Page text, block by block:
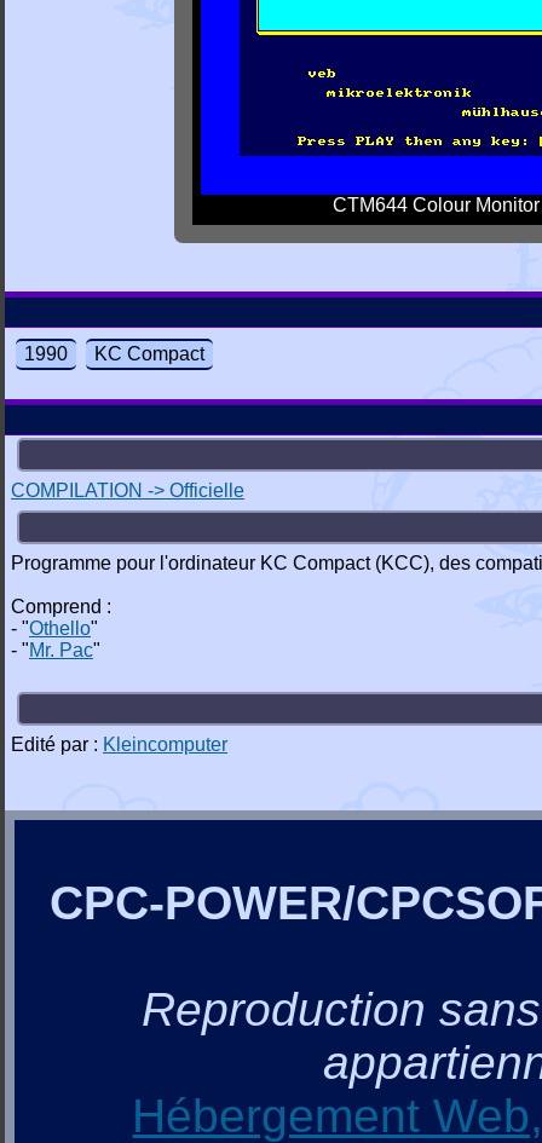
CTM644 Colour Monitor
1990 KC Compact
COMPILATION -> Officielle
Programme pour l'ordinateur KC Compact (KCC), des
Comprend :
- "Othello"
- "Mr. Pac"
Edité par : Kleincomputer
CPC-POWER/
Reproduction
Hébergement